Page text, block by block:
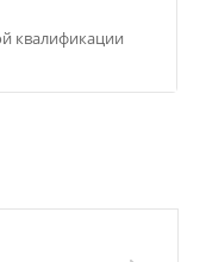
квалификации